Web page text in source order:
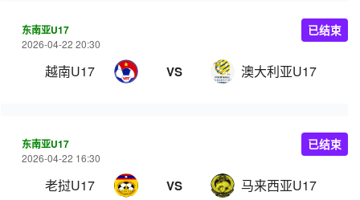
东南亚U17
2026-04-22 20:30
越南U17 VS 澳大利亚U17
已结束
东南亚U17
2026-04-22 16:30
老挝U17 VS 马来西亚U17
已结束